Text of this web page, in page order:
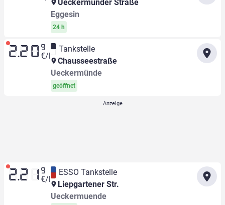
Ueckermünder Straße
Eggesin
24 h
2.20 9
€/l
Tankstelle
Chausseestraße
Ueckermünde
geöffnet
2.21 9
€/l
ESSO Tankstelle
Liepgartener Str.
Ueckermuende